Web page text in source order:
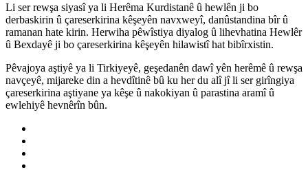
Li ser rewşa siyasî ya li Herêma Kurdistanê û hewlên ji bo
derbaskirin û çareserkirina kêşeyên navxweyî, danûstandina bîr û
ramanan hate kirin. Herwiha pêwîstiya diyalog û lihevhatina Hewlêr
û Bexdayê ji bo çareserkirina kêşeyên hilawistî hat bibîrxistin.
Pêvajoya aştiyê ya li Tirkiyeyê, geşedanên dawî yên herêmê û rewşa
navçeyê, mijareke din a hevdîtinê bû ku her du alî jî li ser girîngiya
çareserkirina aştiyane ya kêşe û nakokiyan û parastina aramî û
ewlehiyê hevnêrîn bûn.